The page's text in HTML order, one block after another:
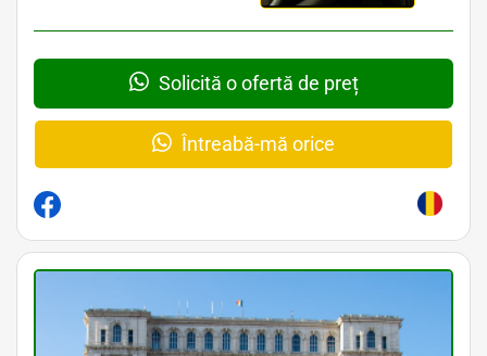
Solicită o ofertă de preț
Întreabă-mă orice